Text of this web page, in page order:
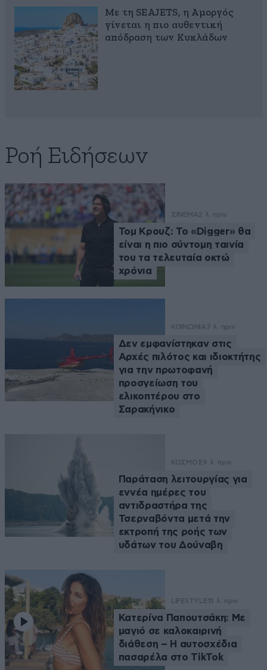
Με τη SEAJETS, η Αμοργός
γίνεται η πιο αυθεντική
απόδραση των Κυκλάδων
Ροή Ειδήσεων
ΣΙΝΕΜΑ2 λ. πριν
Τομ Κρουζ: Το «Digger» θα
είναι η πιο σύντομη ταινία
του τα τελευταία οκτώ
χρόνια
ΚΟΙΝΩΝΙΑ7 λ. πριν
Δεν εμφανίστηκαν στις
Αρχές πιλότος και ιδιοκτήτης
για την πρωτοφανή
προσγείωση του
ελικοπτέρου στο
Σαρακήνικο
ΚΟΣΜΟΣ9 λ. πριν
Παράταση λειτουργίας για
εννέα ημέρες του
αντιδραστήρα της
Τσερναβόντα μετά την
εκτροπή της ροής των
υδάτων του Δούναβη
LIFESTYLE 15 λ. πριν
Κατερίνα Παπουτσάκη: Με
μαγιό σε καλοκαιρινή
διάθεση – Η αυτοσχέδια
πασαρέλα στο TikTok